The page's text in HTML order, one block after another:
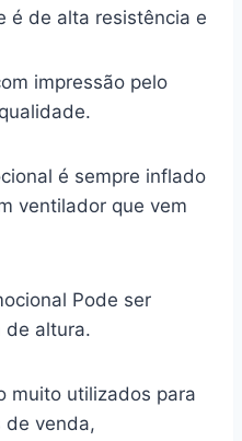
é de alta resistência e
impressão pelo
é sempre inflado
ventilador que vem
Pode ser
de altura.
muito utilizados para
de venda,